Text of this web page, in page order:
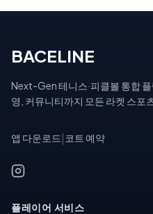
BACELINE
Next-Gen 테니스·피클볼 통합
영, 커뮤니티까지 모든 라켓 스포
앱 다운로드 코트 예약
플레이어 서비스